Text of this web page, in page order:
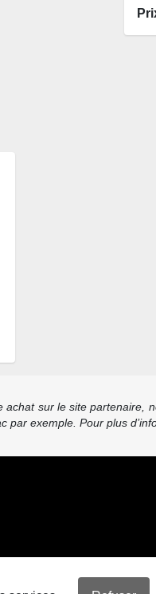
sur le site partenaire,
exemple. Pour plus